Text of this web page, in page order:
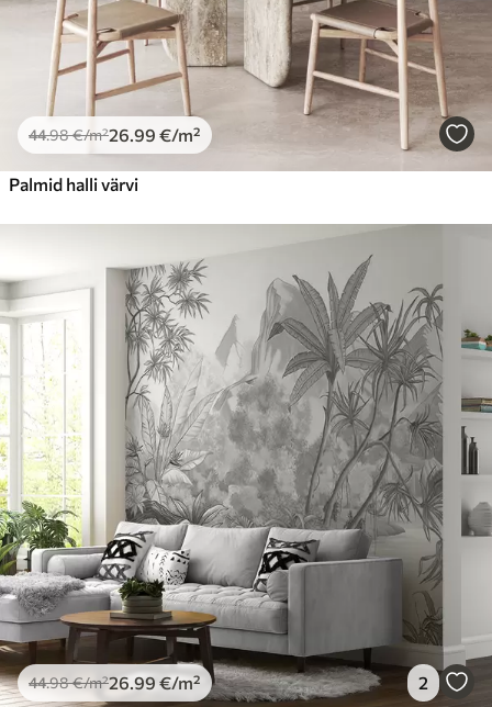
44.98€/m²26 .99 €/m²
Palmid halli värvi
44.98€/m²26 .99 €/m² 2